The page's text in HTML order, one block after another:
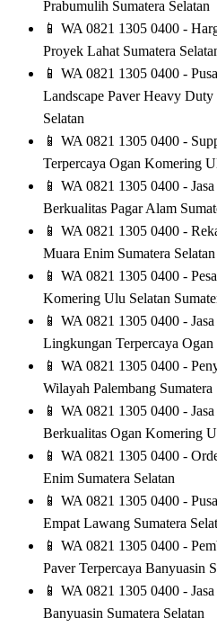
Prabumulih Sumatera Selatan
📱 WA 0821 1305 0400 -
Proyek Lahat Sumatera
📱 WA 0821 1305 0400 -
Landscape Paver Heavy
Selatan
📱 WA 0821 1305 0400 -
Terpercaya Ogan Komering
📱 WA 0821 1305 0400 -
Berkualitas Pagar Alam
📱 WA 0821 1305 0400 -
Muara Enim Sumatera Selatan
📱 WA 0821 1305 0400 -
Komering Ulu Selatan
📱 WA 0821 1305 0400 -
Lingkungan Terpercaya
📱 WA 0821 1305 0400 -
Wilayah Palembang Sumatera
📱 WA 0821 1305 0400 -
Berkualitas Ogan Komering
📱 WA 0821 1305 0400 -
Enim Sumatera Selatan
📱 WA 0821 1305 0400 -
Empat Lawang Sumatera
📱 WA 0821 1305 0400 -
Paver Terpercaya Banyuasin
📱 WA 0821 1305 0400 -
Banyuasin Sumatera Selatan